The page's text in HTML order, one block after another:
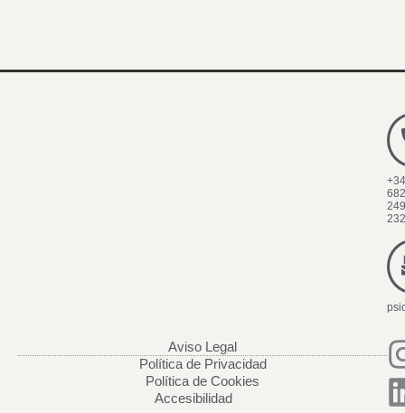
+34
682
249
232
Aviso Legal
Política de Privacidad
Política de Cookies
Accesibilidad